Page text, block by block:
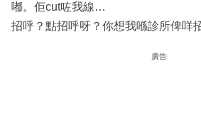
嘟。佢cut咗我線…
招呼？點招呼呀？你想我喺診所俾咩
廣告